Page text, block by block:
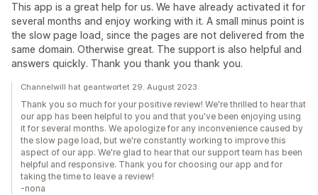
This app is a great help for us. We have already activated it for
several months and enjoy working with it. A small minus point is
the slow page load, since the pages are not delivered from the
same domain. Otherwise great. The support is also helpful and
answers quickly. Thank you thank you thank you.
Channelwill hat geantwortet 29. August 2023
Thank you so much for your positive review! We're thrilled to hear that
our app has been helpful to you and that you've been enjoying using
it for several months. We apologize for any inconvenience caused by
the slow page load, but we're constantly working to improve this
aspect of our app. We're glad to hear that our support team has been
helpful and responsive. Thank you for choosing our app and for
taking the time to leave a review!
-nona